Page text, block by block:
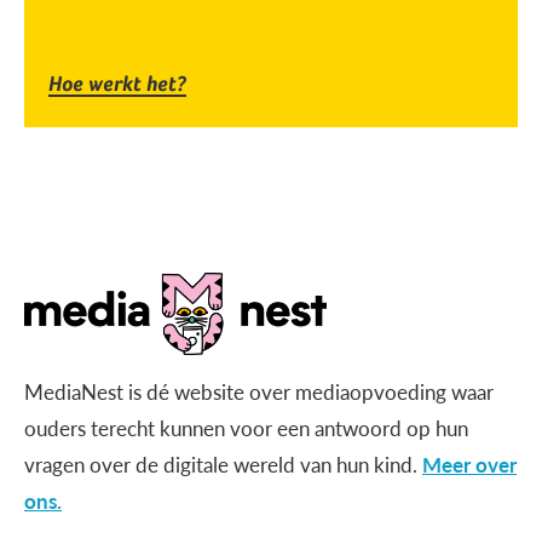
Hoe werkt het?
MediaNest is dé website over mediaopvoeding waar
ouders terecht kunnen voor een antwoord op hun
vragen over de digitale wereld van hun kind. Meer over
ons.